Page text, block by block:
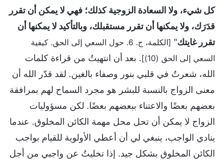
كل شيء، ولا السعادة الزوجية كذلك؛ فهي لا يمكن أن تقرر
قدَرَك، ولا يمكنها أن تقرر مستقبلك، وبالتأكيد لا يمكنها أن
تقرر غايتك"
[الكلمة، ج. 6. حول السعي إلى الحق. كيفية
السعي إلى الحق (10)]
. بعد أن انتهيتُ من قراءة كلمات
الله، شعرتُ في قلبي بنور وصفاء بالغين. لقد قدّر الله أن
معنى الزواج بالنسبة للبشر هو مجرد السماح لهم بمرافقة
بعضهم بعضًا والاعتناء ببعضهم بعضًا. لكن مسؤوليات
الزواج لا يمكن أن تحل محل مهمة الكائن المخلوق. عندما
ينادي الواجب، ينبغي لي أن أعطي الأولوية للقيام بواجب
الكائن المخلوق بشكل جيد. إذا تخليتُ عن واجبي من أجل